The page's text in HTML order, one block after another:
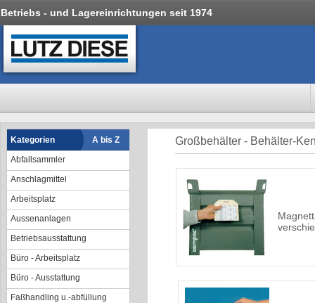
Betriebs - und Lagereinrichtungen seit 1974
Kategorien
A bis Z
Abfallsammler
Anschlagmittel
Arbeitsplatz
Aussenanlagen
Betriebsausstattung
Büro - Arbeitsplatz
Büro - Ausstattung
Faßhandling u.-abfüllung
Großbehälter - Behälter-